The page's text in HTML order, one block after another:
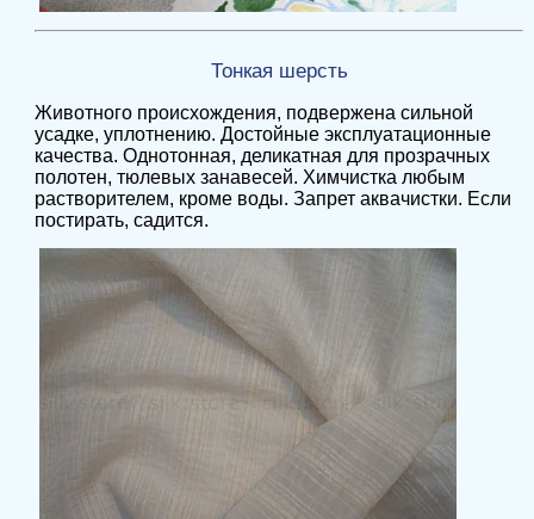
Тонкая шерсть
Животного происхождения, подвержена сильной
усадке, уплотнению. Достойные эксплуатационные
качества. Однотонная, деликатная для прозрачных
полотен, тюлевых занавесей. Химчистка любым
растворителем, кроме воды. Запрет аквачистки. Если
постирать, садится.